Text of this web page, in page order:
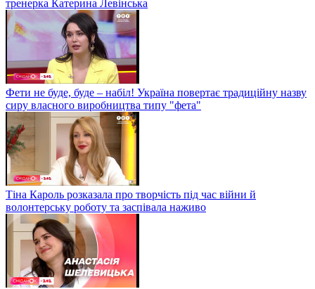
тренерка Катерина Левінська
Фети не буде, буде – набіл! Україна повертає традиційну назву
сиру власного виробництва типу "фета"
Тіна Кароль розказала про творчість під час війни й
волонтерську роботу та заспівала наживо